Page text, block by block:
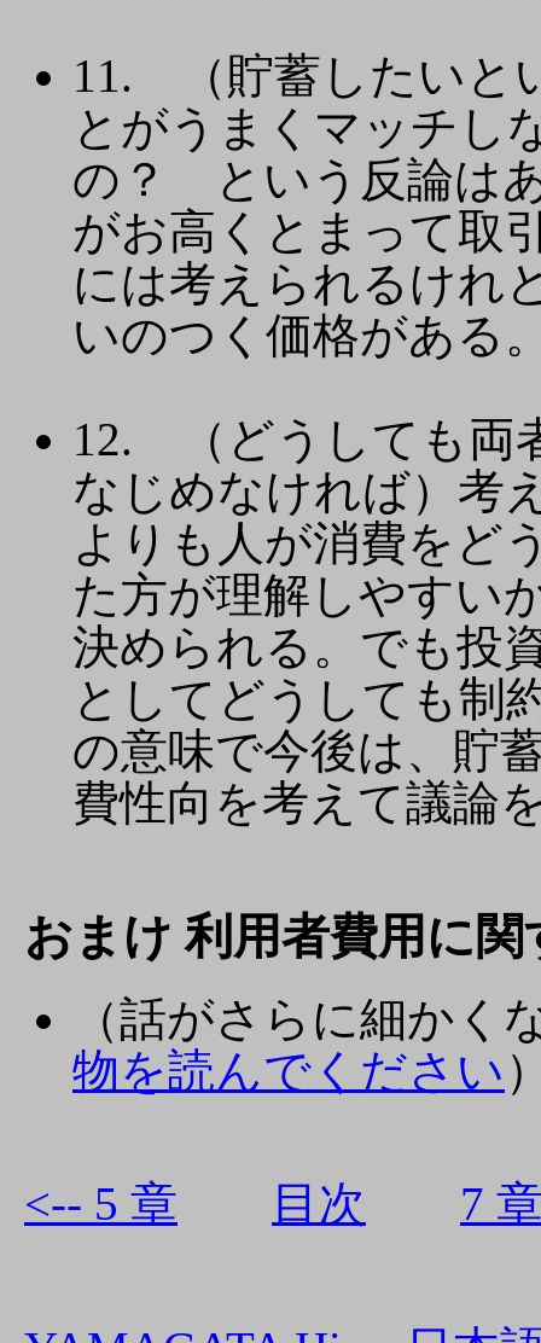
11. （貯蓄したいと
とがうまくマッチし
の？ という反論は
がお高くとまって取
には考えられるけれ
いのつく価格がある
12. （どうしても両
なじめなければ）考
よりも人が消費をど
た方が理解しやすい
決められる。でも投
としてどうしても制
の意味で今後は、貯
費性向を考えて議論
おまけ 利用者費用に関
（話がさらに細かく
物を読んでください
<-- 5 章 目次 7